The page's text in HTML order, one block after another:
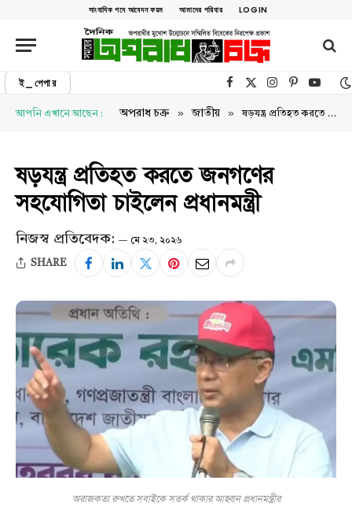
সাংবাদিক পদে আবেদন ফরম আমাদের পরিবার LOGIN
ই_পেপার Facebook
X (Twitter)Instagram
Pinterest
আপনি এখানে আছেন : অপরাধ চক্র » জাতীয় » ষড়যন্ত্র প্রতিহত করতে জনগণের সহযোগিতা চাইলেন প্রধানমন্ত্রী
ষড়যন্ত্র প্রতিহত করতে জনগণের
সহযোগিতা চাইলেন প্রধানমন্ত্রী
নিজস্ব প্রতিবেদক: মে ২৩, ২০২৬
SHARE
অরাজকতা রুখতে সবাইকে সতর্ক থাকার আহ্বান প্রধানমন্ত্রীর